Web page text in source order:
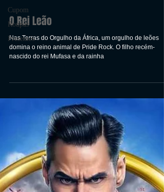
Cupom
Roupas
Presentes
Nas Terras do Orgulho da África, um orgulho de leões
domina o reino animal de Pride Rock. O filho recém-
nascido do rei Mufasa e da rainha